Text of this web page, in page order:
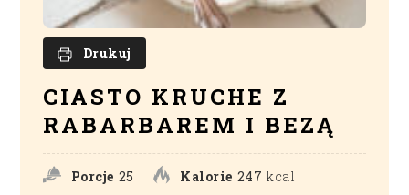
Drukuj
CIASTO KRUCHE Z
RABARBAREM I BEZĄ
Porcje 25 Kalorie 247 kcal